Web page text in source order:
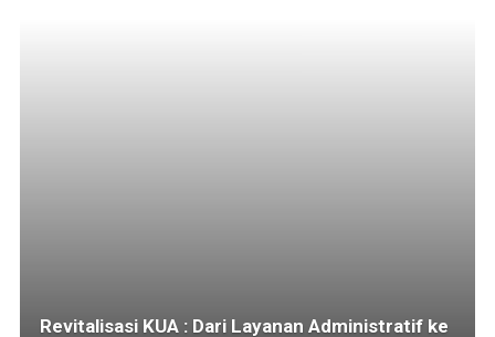
Revitalisasi KUA : Dari Layanan Administratif ke